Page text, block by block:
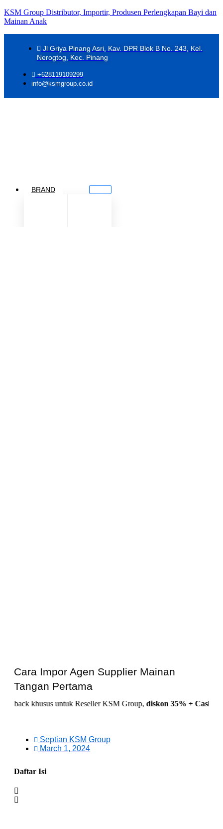
KSM Group Distributor, Importir, Produsen Perlengkapan Bayi dan
Mainan Anak
Jl Griya Pinang Asri, Kav. DPR Blok B No. 243, Kel.
Nerogtog, Kec. Pinang
+628119109299
info@ksmgroup.co.id
BRAND
Cara Impor Agen Supplier Mainan
Tangan Pertama
untuk Reseller KSM Group,diskon 35% + Cashback 10%,
Septian KSM Group
March 1, 2024
Daftar Isi